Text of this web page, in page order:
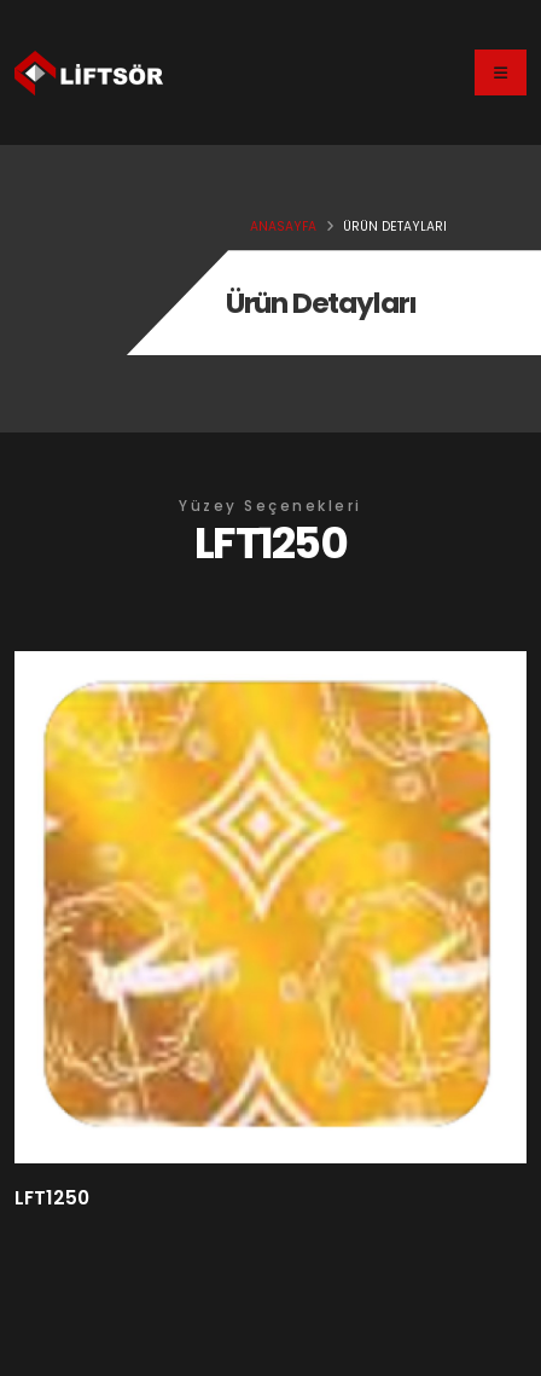
ANASAYFA ÜRÜN DETAYLARI
Ürün Detayları
Yüzey Seçenekleri
LFT1250
LFT1250